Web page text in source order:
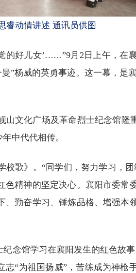
睿动情讲述 通讯员供图
的好儿女’……”9月2日上午，在
”杨威的英勇事迹。这一幕，是
文化广场及革命烈士纪念馆隆
中代代相传。
校歌》。“同学们，努力学习，
精神的坚定决心。襄阳市委常
勤奋学习、锤炼品格、增强本
念馆学习在襄阳发生的红色故
“为祖国扬威”，苦练成为神枪